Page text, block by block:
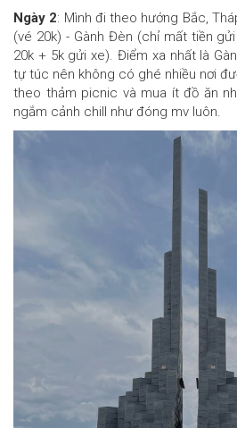
Ngày 2: Mình đi theo hướng Bắc,
(vé 20k) - Gành Đèn (chỉ mất tiền
20k + 5k gửi xe). Điểm xa nhất là
tự túc nên không có ghé nhiều nơi
theo thảm picnic và mua ít đồ ăn
ngắm cảnh chill như đóng mv luôn.